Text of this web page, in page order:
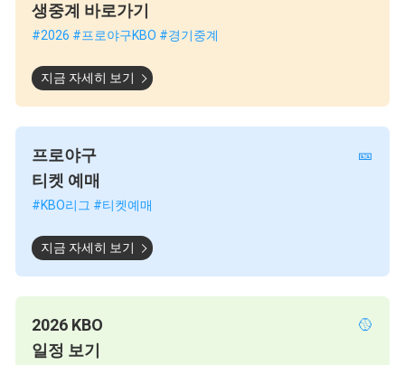
생중계 바로가기
#2026 #프로야구KBO #경기중계
지금 자세히 보기
프로야구
티켓 예매
#KBO리그 #티켓예매
지금 자세히 보기
🎫
2026 KBO
일정 보기
🥎